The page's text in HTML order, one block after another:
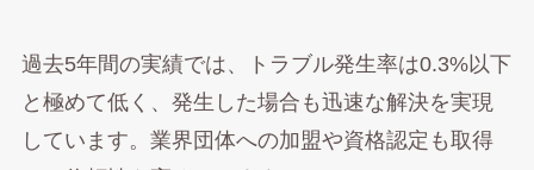
過去5年間の実績では、トラブル発生率は0.3%以下
と極めて低く、発生した場合も迅速な解決を実現
しています。業界団体への加盟や資格認定も取得